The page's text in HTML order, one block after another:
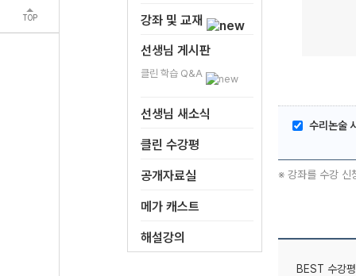
TOP
강좌 및 교재
선생님 게시판
클린 학습 Q&A
선생님 새소식
클린 수강평
공개자료실
메가 캐스트
해설강의
수리논술
※ 강좌를 수강 신
BEST 수강평